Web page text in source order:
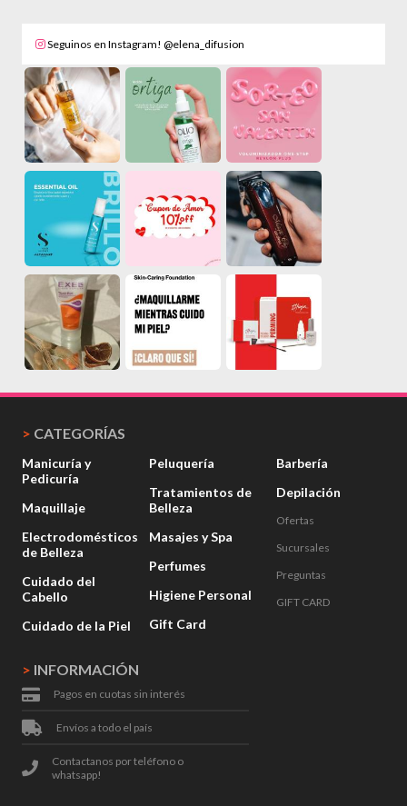
Seguinos en Instagram! @elena_difusion
> INFORMACIÓN
Pagos en cuotas sin interés
Envíos a todo el país
Contactanos por teléfono o
whatsapp!
> CATEGORÍAS
Manicuría y
Pedicuría
Maquillaje
Electrodomésticos
de Belleza
Cuidado del
Cabello
Cuidado de la Piel
Peluquería
Tratamientos de
Belleza
Masajes y Spa
Perfumes
Higiene Personal
Gift Card
Barbería
Depilación
Ofertas
Sucursales
Preguntas
GIFT CARD